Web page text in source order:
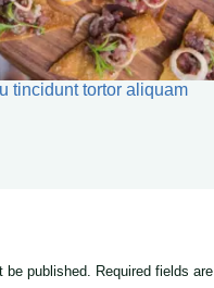
tincidunt tortor aliquam
be published. Required fields are